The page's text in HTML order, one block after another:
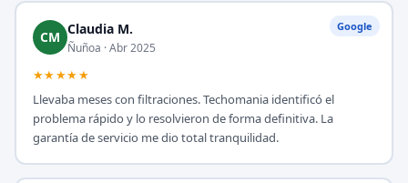
Google
CM Claudia M.
Ñuñoa · Abr 2025
★★★★★
Llevaba meses con filtraciones. Techomania identificó el
problema rápido y lo resolvieron de forma definitiva. La
garantía de servicio me dio total tranquilidad.